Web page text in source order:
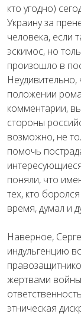
кто угодно)
Украину за
человека, если
эскимос, но
произошло в
положении
комментарии,
стороны
возможно, не
помочь
поняли, что
тех, кто
время, думал и
Наверное,
индульгенцию
жертвами
этническая